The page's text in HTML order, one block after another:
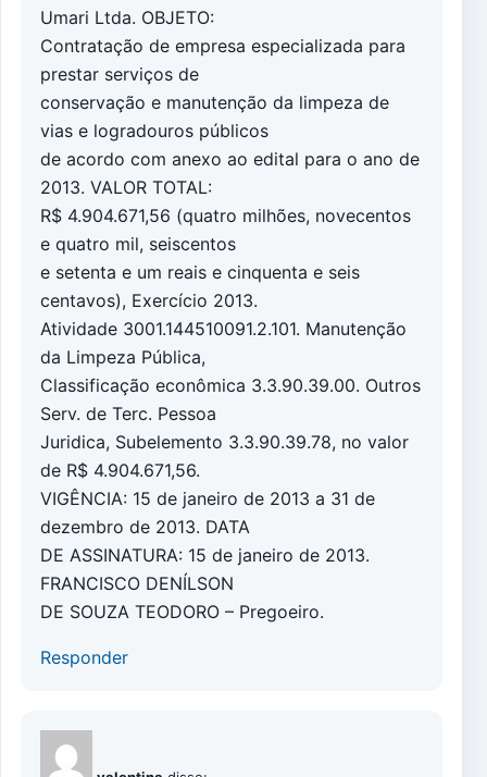
Umari Ltda. OBJETO:
Contratação de empresa especializada para
prestar serviços de
conservação e manutenção da limpeza de
vias e logradouros públicos
de acordo com anexo ao edital para o ano de
2013. VALOR TOTAL:
R$ 4.904.671,56 (quatro milhões, novecentos
e quatro mil, seiscentos
e setenta e um reais e cinquenta e seis
centavos), Exercício 2013.
Atividade 3001.144510091.2.101. Manutenção
da Limpeza Pública,
Classificação econômica 3.3.90.39.00. Outros
Serv. de Terc. Pessoa
Juridica, Subelemento 3.3.90.39.78, no valor
de R$ 4.904.671,56.
VIGÊNCIA: 15 de janeiro de 2013 a 31 de
dezembro de 2013. DATA
DE ASSINATURA: 15 de janeiro de 2013.
FRANCISCO DENÍLSON
DE SOUZA TEODORO – Pregoeiro.
Responder